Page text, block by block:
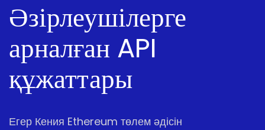
Әзірлеушілерге
арналған API
құжаттары
Егер Кения Ethereum төлем әдісін